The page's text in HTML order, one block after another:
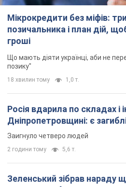
Росія вдарила по складах і
Дніпропетровщині: є
Заигнуло четверо людей
2 години тому 5,6 т.
Зеленський зібрав нараду
української балістики та антибалістичної
програми FREYJA: які
У Києві розраховують на успішне
годину тому 26,2 т.